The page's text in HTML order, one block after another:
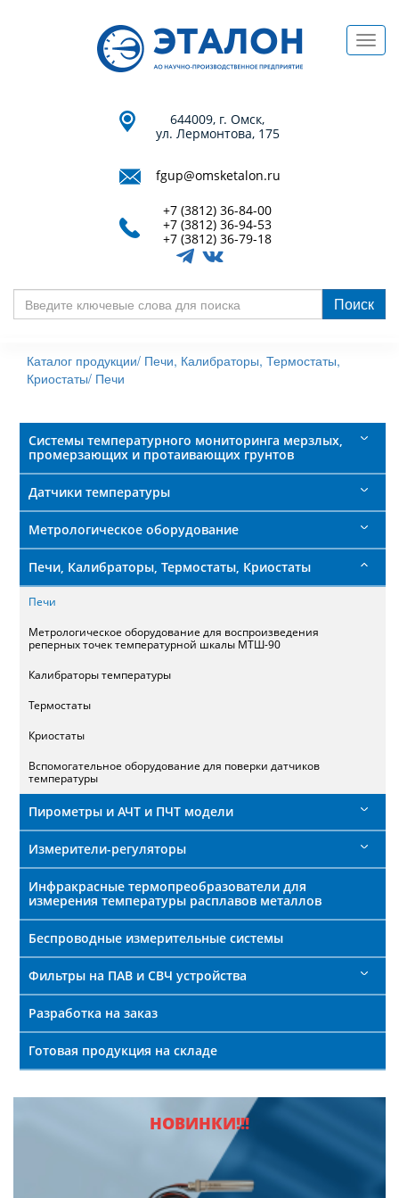
644009, г. Омск,
ул. Лермонтова, 175
fgup@omsketalon.ru
+7 (3812) 36-84-00
+7 (3812) 36-94-53
+7 (3812) 36-79-18
слова
для
Поиск
Каталог продукции/ Печи, Калибраторы, Термостаты,
Криостаты/ Печи
Системы температурного мониторинга мерзлых,
промерзающих и протаивающих грунтов
Датчики температуры
Метрологическое оборудование
Печи, Калибраторы, Термостаты, Криостаты
Печи
Метрологическое оборудование для воспроизведения
реперных точек температурной шкалы МТШ-90
Калибраторы температуры
Термостаты
Криостаты
Вспомогательное оборудование для поверки датчиков
температуры
Пирометры и АЧТ и ПЧТ модели
Измерители-регуляторы
Инфракрасные термопреобразователи для
измерения температуры расплавов металлов
Беспроводные измерительные системы
Фильтры на ПАВ и СВЧ устройства
Разработка на заказ
Готовая продукция на складе
НОВИНКИ!!!